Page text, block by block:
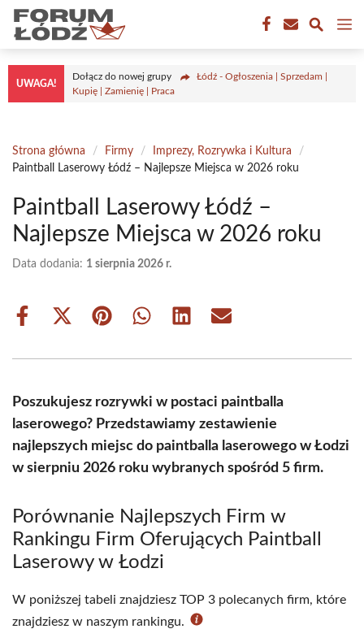
Przejdź
treści
UWAGA!
Dołącz do nowej grupy
Łódź - Ogłoszenia | Sprzedam |
Kupię | Zamienię | Praca
Strona główna / Firmy / Imprezy, Rozrywka i Kultura
/
Paintball Laserowy Łódź – Najlepsze Miejsca w 2026 roku
Paintball Laserowy Łódź –
Najlepsze Miejsca w 2026 roku
Data dodania: 1 sierpnia 2026 r.
Share
Share
(Twitter)
Share Share Share Share
Poszukujesz rozrywki w postaci paintballa
laserowego? Przedstawiamy zestawienie
najlepszych miejsc do paintballa laserowego w Łodzi
w sierpniu 2026 roku wybranych spośród 5 firm.
Porównanie Najlepszych Firm w
Rankingu Firm Oferujących Paintball
Laserowy w Łodzi
W poniższej tabeli znajdziesz TOP 3 polecanych firm, które
znajdziesz w naszym rankingu.